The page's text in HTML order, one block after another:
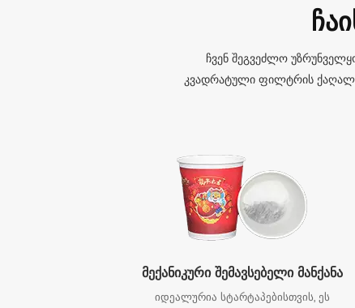
ჩვენ შეგვეძლო
კვადრატული ფილტრის
მექანიკური შემავსებელი მანქანა
იდეალურია სტარტაპებისთვის, ეს